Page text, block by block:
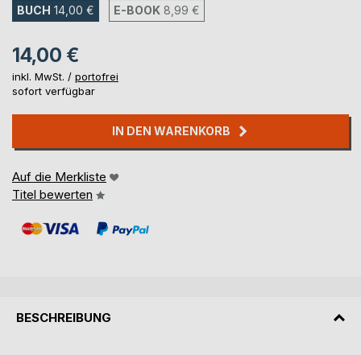
BUCH 14,00 € E-BOOK 8,99 €
14,00 €
inkl. MwSt. / portofrei
sofort verfügbar
IN DEN WARENKORB
Auf die Merkliste
Titel bewerten
BESCHREIBUNG